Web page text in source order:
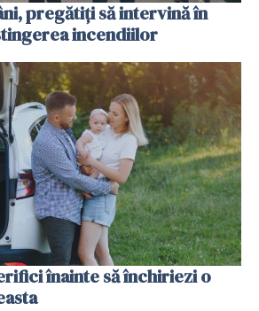
pregătiţi să intervină în
incendiilor
înainte să închiriezi o